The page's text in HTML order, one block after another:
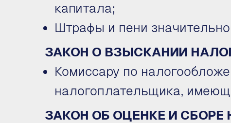
капитала;
Штрафы и пени
ЗАКОН О ВЗЫСКАНИИ
Комиссару по
налогоплательщика,
ЗАКОН ОБ ОЦЕНКЕ И СБОРЕ